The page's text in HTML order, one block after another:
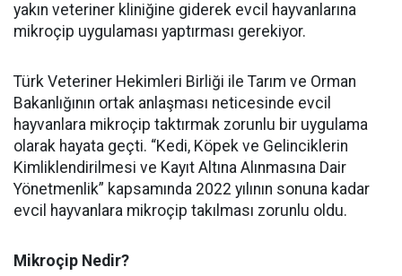
yakın veteriner kliniğine giderek evcil hayvanlarına
mikroçip uygulaması yaptırması gerekiyor.
Türk Veteriner Hekimleri Birliği ile Tarım ve Orman
Bakanlığının ortak anlaşması neticesinde evcil
hayvanlara mikroçip taktırmak zorunlu bir uygulama
olarak hayata geçti. “Kedi, Köpek ve Gelinciklerin
Kimliklendirilmesi ve Kayıt Altına Alınmasına Dair
Yönetmenlik” kapsamında 2022 yılının sonuna kadar
evcil hayvanlara mikroçip takılması zorunlu oldu.
Mikroçip Nedir?